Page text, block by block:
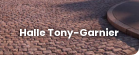
Halle Tony-Garnier